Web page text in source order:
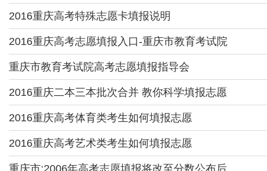
2016重庆高考特殊志愿卡填报说明
2016重庆高考志愿填报入口-重庆市教育考试院
重庆市教育考试院高考志愿填报指导会
2016重庆二本三本批次合并 教你科学填报志愿
2016重庆高考体育类考生如何填报志愿
2016重庆高考艺术类考生如何填报志愿
重庆市:2006年高考志愿填报将改至分数公布后